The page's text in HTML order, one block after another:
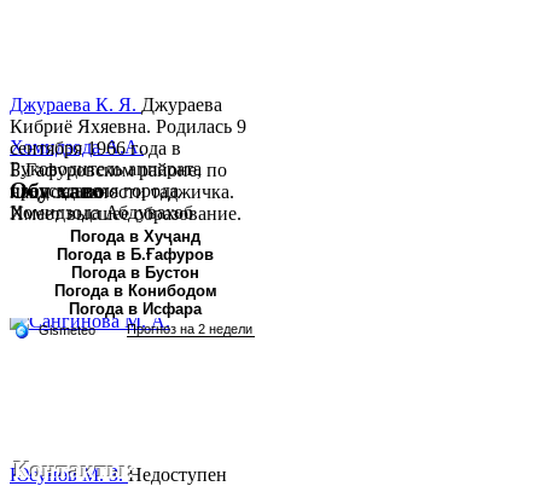
Хомидзода А.А.
Руководитель аппарата
председателя города
Хомидзода Абдувахоб
Абдумаджид родился 8
июня 1978 года в городе
Худжанде. По
национальности...
Джураева К. Я. Джураева
Кибриё Яхяевна. Родилась 9
сентября 1966 года в
Б.Гафуровском районе, по
национальности таджичка.
Имеет высшее образование.
В 1997 ...
Юсупов М. З.Недоступен
Обу хаво
Погода в Хуҷанд
Погода в Б.Ғафуров
Погода в Бустон
Погода в Конибодом
Погода в Исфара
Контакты: